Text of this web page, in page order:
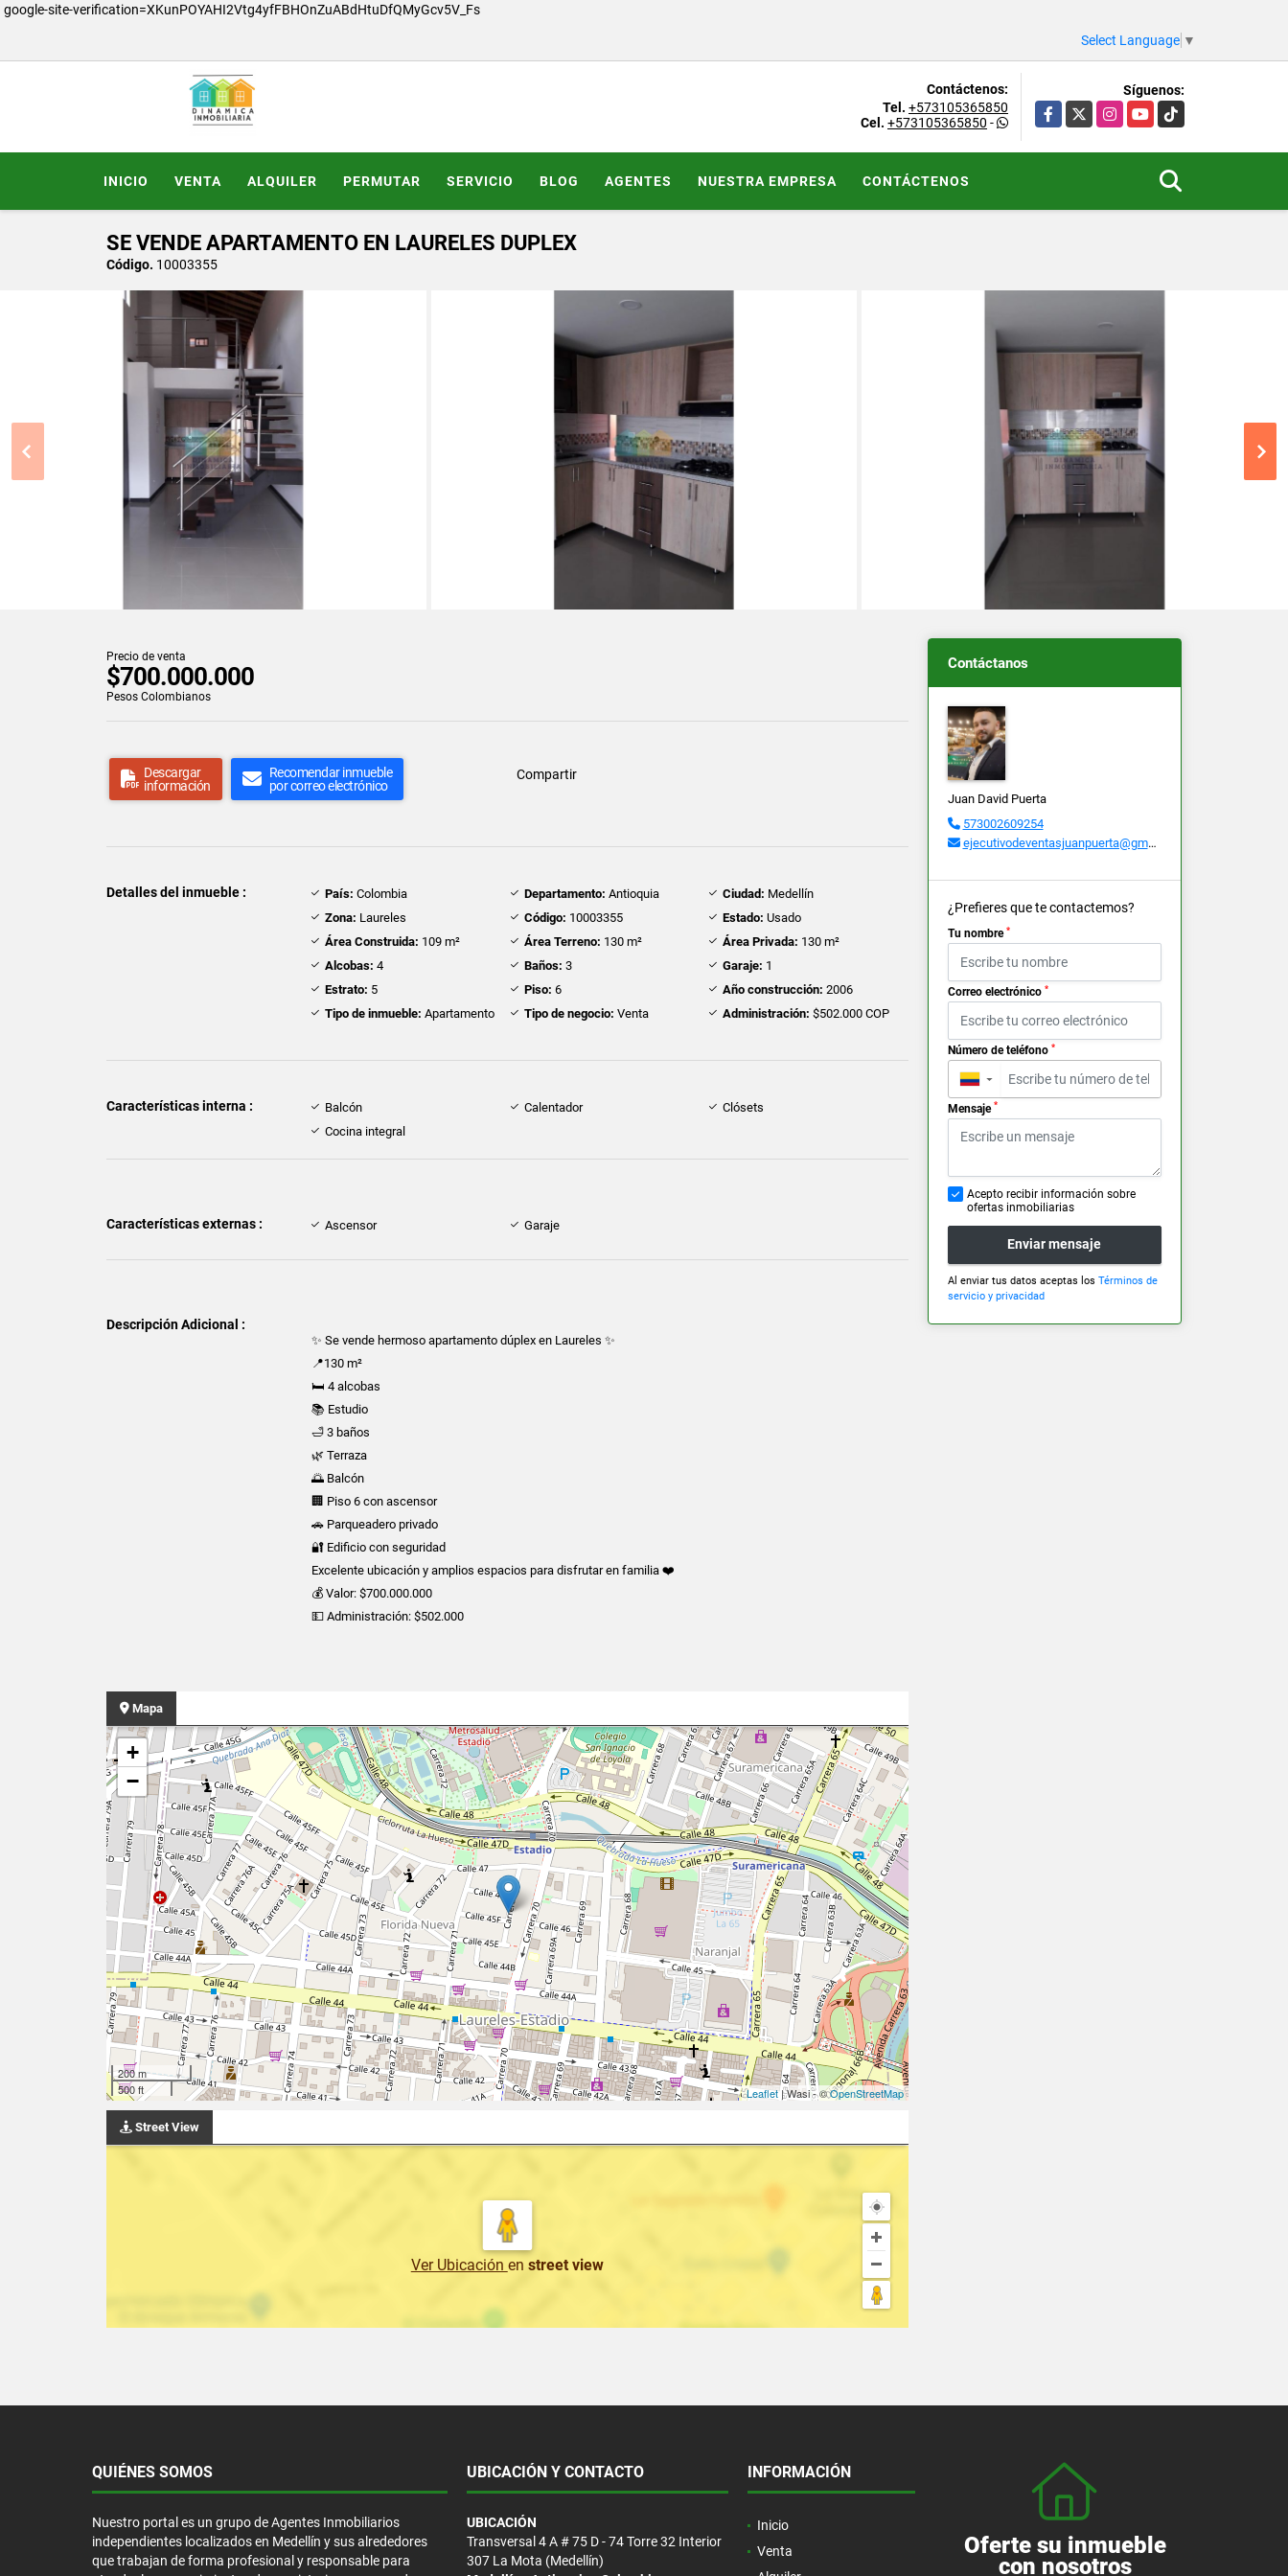
google-site-verification=XKunPOYAHI2Vtg4yfFBHOnZuABdHtuDfQMyGcv5V_Fs
Select Language ▼
Contáctenos:
Tel. +573105365850
Cel. +573105365850 -
Síguenos:
Facebook
X InstagramYouTubeTikTok
INICIO VENTA ALQUILER PERMUTAR SERVICIO BLOG AGENTES NUESTRA EMPRESA CONTÁCTENOS
SE VENDE APARTAMENTO EN LAURELES DUPLEX
Código. 10003355
Precio de venta
$700.000.000
Pesos Colombianos
Descargar
información
Recomendar inmueble
por correo electrónico
Compartir
Detalles del inmueble : País: Colombia Departamento: Antioquia Ciudad: Medellín
Zona: Laureles Código: 10003355 Estado: Usado
Área Construida: 109 m² Área Terreno: 130 m² Área Privada: 130 m²
Alcobas: 4 Baños: 3 Garaje: 1
Estrato: 5 Piso: 6 Año construcción: 2006
Tipo de inmueble: Apartamento Tipo de negocio: Venta Administración: $502.000 COP
Características interna : Balcón Calentador
Clósets
Cocina integral
Características externas : Ascensor Garaje
Descripción Adicional :
✨ Se vende hermoso apartamento dúplex en Laureles ✨
📍130 m²
🛏️ 4 alcobas
📚 Estudio
🛁 3 baños
🌿 Terraza
🌅 Balcón
🏢 Piso 6 con ascensor
🚗 Parqueadero privado
🔐 Edificio con seguridad
Excelente ubicación y amplios espacios para disfrutar en familia ❤️
💰 Valor: $700.000.000
💵 Administración: $502.000
Mapa
+
−
200 m
500 ft
Leaflet| Wasi - ©OpenStreetMap
Street View
Ver Ubicación en street view
Contáctanos
Juan David Puerta
573002609254
ejecutivodeventasjuanpuerta@gmail.com
¿Prefieres que te contactemos?
Tu nombre *
Correo electrónico *
Número de teléfono *
▼
Mensaje *
Acepto recibir información sobre
ofertas inmobiliarias
Enviar mensaje
Al enviar tus datos aceptas los Términos de
servicio y privacidad
QUIÉNES SOMOS
Nuestro portal es un grupo de Agentes Inmobiliarios
independientes localizados en Medellín y sus alrededores
que trabajan de forma profesional y responsable para
UBICACIÓN Y CONTACTO
UBICACIÓN
Transversal 4 A # 75 D - 74 Torre 32 Interior
307 La Mota (Medellín)
INFORMACIÓN
Inicio
Venta
Oferte su inmueble
con nosotros